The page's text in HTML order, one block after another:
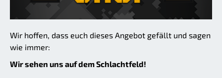
Wir hoffen, dass euch dieses Angebot gefällt und sagen
wie immer:
Wir sehen uns auf dem Schlachtfeld!